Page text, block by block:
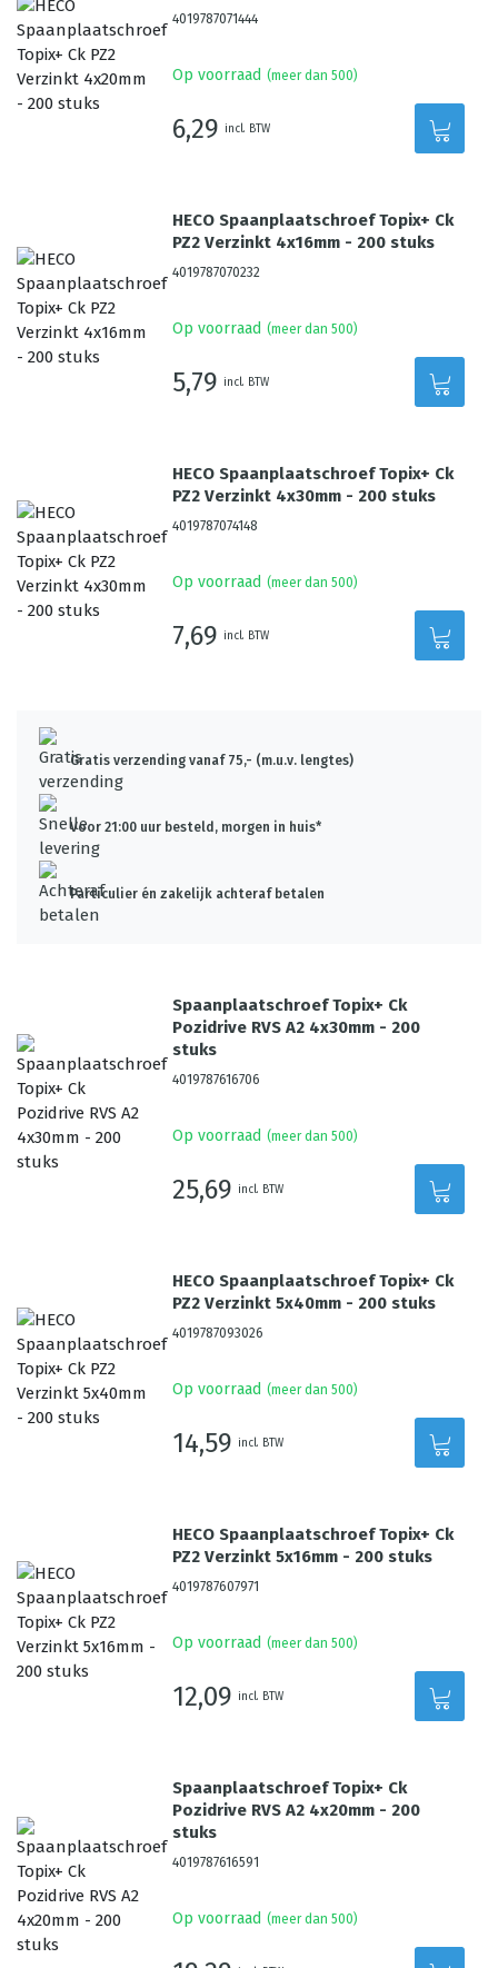
4019787071444
Op voorraad (meer dan 500)
6,29 incl. BTW
HECO Spaanplaatschroef Topix+ Ck
PZ2 Verzinkt 4x16mm - 200 stuks
4019787070232
Op voorraad (meer dan 500)
5,79 incl. BTW
HECO Spaanplaatschroef Topix+ Ck
PZ2 Verzinkt 4x30mm - 200 stuks
4019787074148
Op voorraad (meer dan 500)
7,69 incl. BTW
Gratis verzending vanaf 75,- (m.u.v. lengtes)
Voor 21:00 uur besteld, morgen in huis*
Particulier én zakelijk achteraf betalen
Spaanplaatschroef Topix+ Ck
Pozidrive RVS A2 4x30mm - 200
stuks
4019787616706
Op voorraad (meer dan 500)
25,69 incl. BTW
HECO Spaanplaatschroef Topix+ Ck
PZ2 Verzinkt 5x40mm - 200 stuks
4019787093026
Op voorraad (meer dan 500)
14,59 incl. BTW
HECO Spaanplaatschroef Topix+ Ck
PZ2 Verzinkt 5x16mm - 200 stuks
4019787607971
Op voorraad (meer dan 500)
12,09 incl. BTW
Spaanplaatschroef Topix+ Ck
Pozidrive RVS A2 4x20mm - 200
stuks
4019787616591
Op voorraad (meer dan 500)